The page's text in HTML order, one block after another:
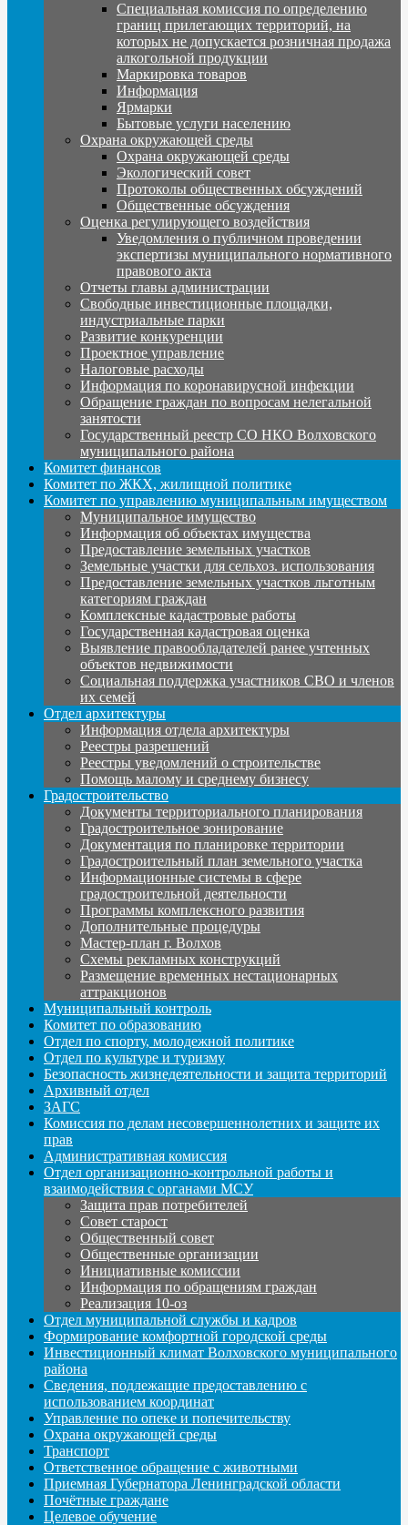
Специальная комиссия по определению
границ прилегающих территорий, на
которых не допускается розничная продажа
алкогольной продукции
Маркировка товаров
Информация
Ярмарки
Бытовые услуги населению
Охрана окружающей среды
Охрана окружающей среды
Экологический совет
Протоколы общественных обсуждений
Общественные обсуждения
Оценка регулирующего воздействия
Уведомления о публичном проведении
экспертизы муниципального нормативного
правового акта
Отчеты главы администрации
Свободные инвестиционные площадки,
индустриальные парки
Развитие конкуренции
Проектное управление
Налоговые расходы
Информация по коронавирусной инфекции
Обращение граждан по вопросам нелегальной
занятости
Государственный реестр СО НКО Волховского
муниципального района
Комитет финансов
Комитет по ЖКХ, жилищной политике
Комитет по управлению муниципальным имуществом
Муниципальное имущество
Информация об объектах имущества
Предоставление земельных участков
Земельные участки для сельхоз. использования
Предоставление земельных участков льготным
категориям граждан
Комплексные кадастровые работы
Государственная кадастровая оценка
Выявление правообладателей ранее учтенных
объектов недвижимости
Социальная поддержка участников СВО и членов
их семей
Отдел архитектуры
Информация отдела архитектуры
Реестры разрешений
Реестры уведомлений о строительстве
Помощь малому и среднему бизнесу
Градостроительство
Документы территориального планирования
Градостроительное зонирование
Документация по планировке территории
Градостроительный план земельного участка
Информационные системы в сфере
градостроительной деятельности
Программы комплексного развития
Дополнительные процедуры
Мастер-план г. Волхов
Схемы рекламных конструкций
Размещение временных нестационарных
аттракционов
Муниципальный контроль
Комитет по образованию
Отдел по спорту, молодежной политике
Отдел по культуре и туризму
Безопасность жизнедеятельности и защита территорий
Архивный отдел
ЗАГС
Комиссия по делам несовершеннолетних и защите их
прав
Административная комиссия
Отдел организационно-контрольной работы и
взаимодействия с органами МСУ
Защита прав потребителей
Совет старост
Общественный совет
Общественные организации
Инициативные комиссии
Информация по обращениям граждан
Реализация 10-оз
Отдел муниципальной службы и кадров
Формирование комфортной городской среды
Инвестиционный климат Волховского муниципального
района
Сведения, подлежащие предоставлению с
использованием координат
Управление по опеке и попечительству
Охрана окружающей среды
Транспорт
Ответственное обращение с животными
Приемная Губернатора Ленинградской области
Почётные граждане
Целевое обучение